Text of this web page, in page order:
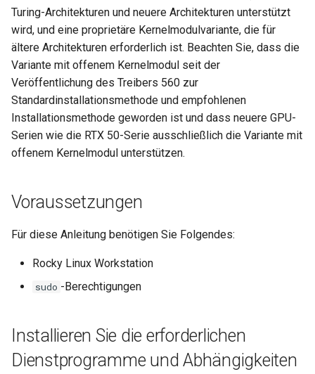
Desktop
DNS
Editors
Email
File Sharing Services
HPC
Interoperability
ISOs
Kernel
SSH Certificate Authorities
and Key Signing
Systemd Units Hardening
WireGuard VPN
Conclusions
Part 5.3 Squid
Kapitel 6 – Mail-Server
Part 7. High availability
Labor 10: Konfigurieren von
kubectl für den
Labor 11: Bereitstellung
Pod-Netzwerkrouten
Labo 12: Smoke-Test
bash — Zeichenketten-Farbe
Service `systemd` - Python
Skript
Test der CPU-Kompatibilität
torsocks - Routen-Traffic Via
Mit Xorriso auf physische
Release 8.6
Release 8.5
Release 8.4
Neuerungen 8
Rocky Linux Summer of
Turing-Architekturen und neuere Architekturen unterstützt
wird, und eine proprietäre Kernelmodulvariante, die für
ältere Architekturen erforderlich ist. Beachten Sie, dass die
Variante mit offenem Kernelmodul seit der
Veröffentlichung des Treibers 560 zur
Standardinstallationsmethode und empfohlenen
Installationsmethode geworden ist und dass neuere GPU-
Serien wie die RTX 50-Serie ausschließlich die Variante mit
offenem Kernelmodul unterstützen.
Voraussetzungen
Für diese Anleitung benötigen Sie Folgendes:
Rocky Linux Workstation
sudo -Berechtigungen
Installieren Sie die erforderlichen
Dienstprogramme und Abhängigkeiten